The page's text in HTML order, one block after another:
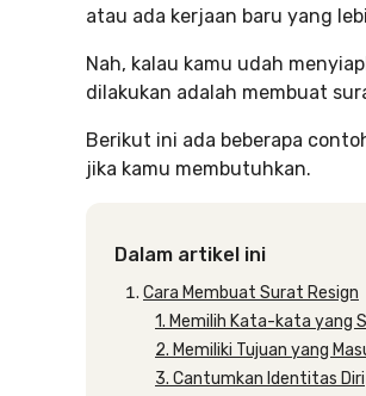
atau ada kerjaan baru yang
Nah, kalau kamu udah
dilakukan adalah membuat
Berikut ini ada beberapa
jika kamu membutuhkan.
Dalam artikel ini
Cara Membuat Surat Resign
1. Memilih Kata-kata yang
2. Memiliki Tujuan yang
3. Cantumkan Identitas Diri